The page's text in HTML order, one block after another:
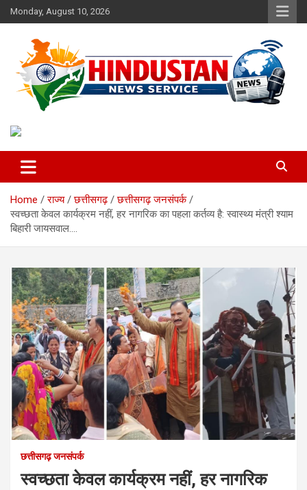
Skip
to
Monday, August 10, 2026
Hindustan News Service
Home राज्य छत्तीसगढ़
छत्तीसगढ़ जनसंपर्क
स्वच्छता केवल कार्यक्रम नहीं, हर नागरिक का पहला कर्तव्य है: स्वास्थ्य मंत्री श्याम
बिहारी जायसवाल….
छत्तीसगढ़ जनसंपर्क
स्वच्छता केवल कार्यक्रम नहीं, हर नागरिक